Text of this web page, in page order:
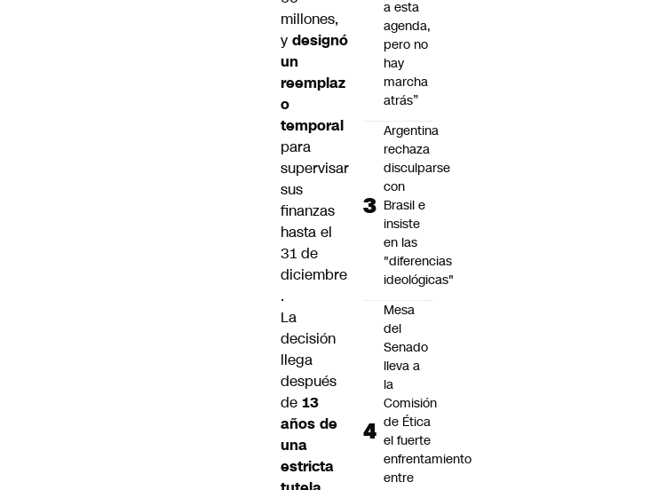
millones,
y designó
un
reemplaz
o
temporal
para
supervisar
sus
finanzas
hasta el
31 de
diciembre
.
La
decisión
llega
después
de 13
años de
una
estricta
a esta
agenda,
pero no
hay
marcha
atrás”
Argentina
rechaza
disculparse
con
Brasil e
insiste
en las
"diferencias
ideológicas"
Mesa
del
Senado
lleva a
la
Comisión
de Ética
el fuerte
enfrentamiento
entre